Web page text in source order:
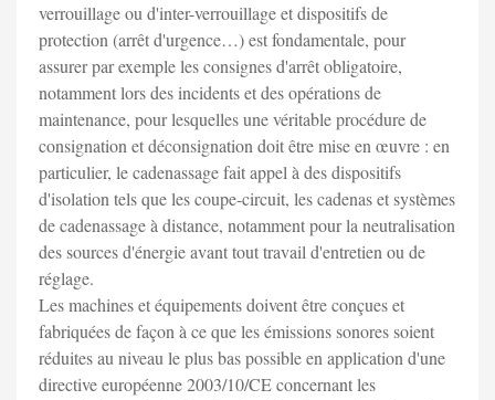
verrouillage ou d'inter-verrouillage et dispositifs de
protection (arrêt d'urgence…) est fondamentale, pour
assurer par exemple les consignes d'arrêt obligatoire,
notamment lors des incidents et des opérations de
maintenance, pour lesquelles une véritable procédure de
consignation et déconsignation doit être mise en œuvre : en
particulier, le cadenassage fait appel à des dispositifs
d'isolation tels que les coupe-circuit, les cadenas et systèmes
de cadenassage à distance, notamment pour la neutralisation
des sources d'énergie avant tout travail d'entretien ou de
réglage.
Les machines et équipements doivent être conçues et
fabriquées de façon à ce que les émissions sonores soient
réduites au niveau le plus bas possible en application d'une
directive européenne 2003/10/CE concernant les